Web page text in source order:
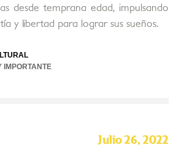
desde temprana edad, impulsando
y libertad para lograr sus sueños.
IMPORTANTE
Julio 26, 2022